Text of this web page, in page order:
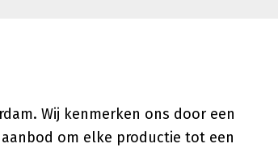
Wij kenmerken ons door een
om elke productie tot een